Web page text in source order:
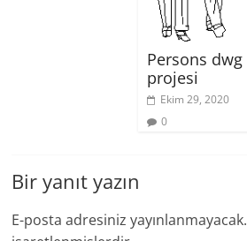
Persons dwg
projesi
Ekim 29, 2020
0
Bir yanıt yazın
E-posta adresiniz yayınlanmayacak.